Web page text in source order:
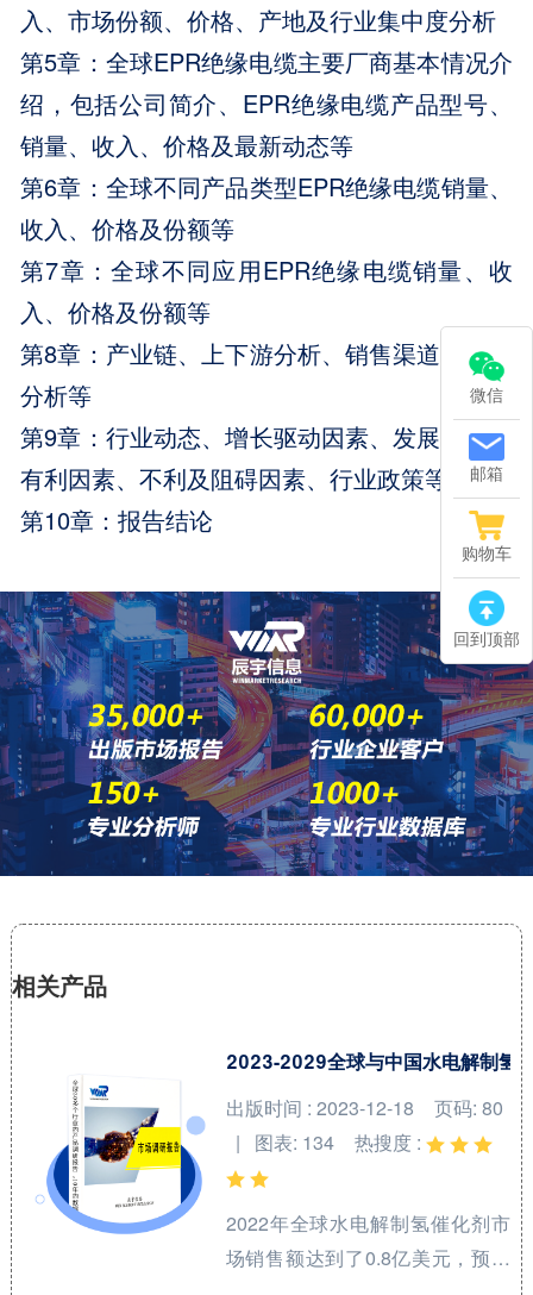
微信
邮箱
购物车
回到顶部
入、市场份额、价格、产地及行业集中度分析
第5章：全球EPR绝缘电缆主要厂商基本情况介
绍，包括公司简介、EPR绝缘电缆产品型号、
销量、收入、价格及最新动态等
第6章：全球不同产品类型EPR绝缘电缆销量、
收入、价格及份额等
第7章：全球不同应用EPR绝缘电缆销量、收
入、价格及份额等
第8章：产业链、上下游分析、销售渠道与客户
分析等
第9章：行业动态、增长驱动因素、发展机遇、
有利因素、不利及阻碍因素、行业政策等
第10章：报告结论
相关产品
2023-2029全球与中国水电解制氢
出版时间 : 2023-12-18
页码: 80
| 图表: 134
热搜度 :
2022年全球水电解制氢催化剂市
场销售额达到了0.8亿美元，预计